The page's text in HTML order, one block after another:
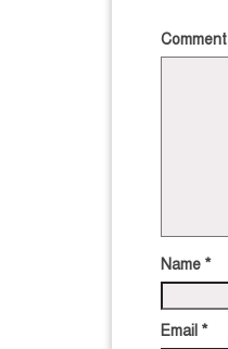
Comment
Name *
Email *